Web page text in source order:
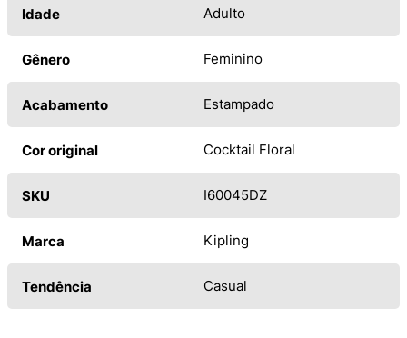
Idade Adulto
Gênero Feminino
Acabamento Estampado
Cor original Cocktail Floral
SKU I60045DZ
Marca Kipling
Tendência Casual